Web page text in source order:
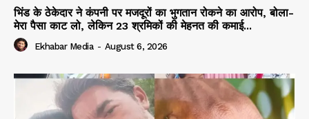
भिंड के ठेकेदार ने कंपनी पर मजदूरों का भुगतान रोकने का आरोप, बोला-
मेरा पैसा काट लो, लेकिन 23 श्रमिकों की मेहनत की कमाई...
Ekhabar Media - August 6, 2026